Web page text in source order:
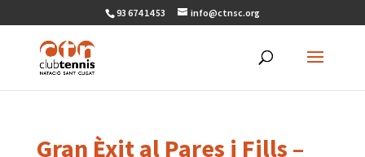
93 674 14 53 info@ctnsc.org
Gran Èxit al Pares i Fills –